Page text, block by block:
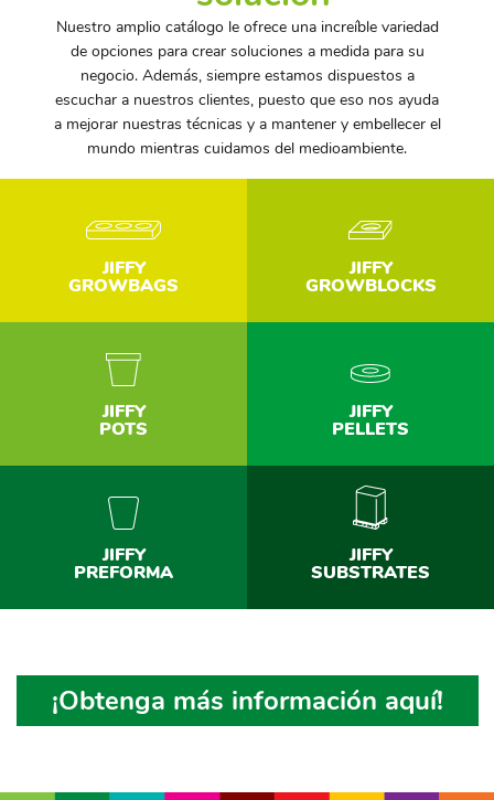
Nuestro amplio catálogo le ofrece una increíble variedad
de opciones para crear soluciones a medida para su
negocio. Además, siempre estamos dispuestos a
escuchar a nuestros clientes, puesto que eso nos ayuda
a mejorar nuestras técnicas y a mantener y embellecer el
mundo mientras cuidamos del medioambiente.
JIFFY
GROWBAGS
JIFFY
GROWBLOCKS
JIFFY
POTS
JIFFY
PELLETS
JIFFY
PREFORMA
JIFFY
SUBSTRATES
¡Obtenga más información aquí!